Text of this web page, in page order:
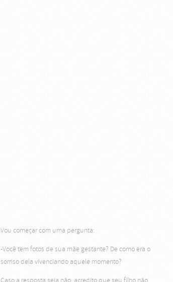
Vou começar com uma pergunta:
-Você tem fotos de sua mãe gestante? De como era o
sorriso dela vivenciando aquele momento?
Caso a resposta seja não, acredito que seu filho não